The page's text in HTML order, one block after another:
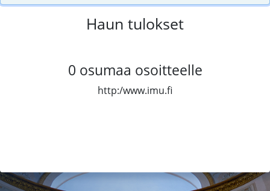
Haun tulokset
0 osumaa osoitteelle
http:/www.imu.fi